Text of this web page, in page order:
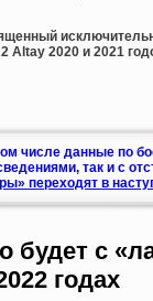
Altay 2020 и 2021
числе данные по
так и с
переходят в
будет с
годах